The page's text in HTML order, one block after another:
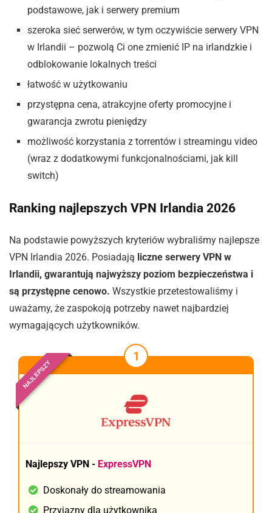
podstawowe, jak i serwery premium
szeroka sieć serwerów, w tym oczywiście serwery VPN
w Irlandii – pozwolą Ci one zmienić IP na irlandzkie i
odblokowanie lokalnych treści
łatwość w użytkowaniu
przystępna cena, atrakcyjne oferty promocyjne i
gwarancja zwrotu pieniędzy
możliwość korzystania z torrentów i streamingu video
(wraz z dodatkowymi funkcjonalnościami, jak kill
switch)
Ranking najlepszych VPN Irlandia 2026
Na podstawie powyższych kryteriów wybraliśmy najlepsze
VPN Irlandia 2026. Posiadają liczne serwery VPN w
Irlandii, gwarantują najwyższy poziom bezpieczeństwa i
są przystępne cenowo. Wszystkie przetestowaliśmy i
uważamy, że zaspokoją potrzeby nawet najbardziej
wymagających użytkowników.
NAJLEPSZY
1
Najlepszy VPN - ExpressVPN
Doskonały do streamowania
Przyjazny dla użytkownika